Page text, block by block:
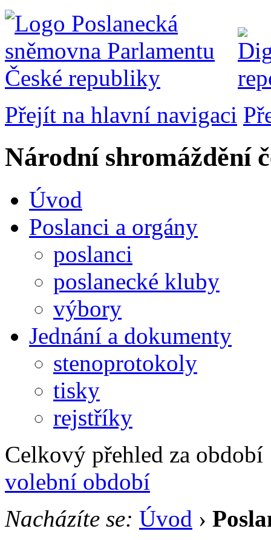
Přejít na hlavní navigaci
Národní shromáždění
Úvod
Poslanci a orgány
poslanci
poslanecké kluby
výbory
Jednání a dokumenty
stenoprotokoly
tisky
rejstříky
Celkový přehled za
volební období
Nacházíte se: Úvod ›